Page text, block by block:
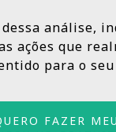
prazo para
sustentável.
análise,
ações que
para o
FAZER MEU